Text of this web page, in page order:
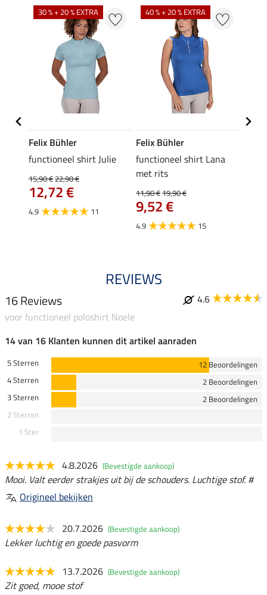
30 % + 20 % EXTRA
Felix Bühler
functioneel shirt Julie
15,90 €22,90 €
12,72 €
4.9 11
40 % + 20 % EXTRA
Felix Bühler
functioneel shirt Lana
met rits
11,90 €19,90 €
9,52 €
4.9 15
REVIEWS
16 Reviews
4.6
voor functioneel poloshirt Noele
14 van 16 Klanten kunnen dit artikel aanraden
5 Sterren
12 Beoordelingen
4 Sterren
2 Beoordelingen
3 Sterren
2 Beoordelingen
2 Sterren
1 Ster
4.8.2026 (Bevestigde aankoop)
Mooi. Valt eerder strakjes uit bij de schouders. Luchtige stof. #
Origineel bekijken
20.7.2026 (Bevestigde aankoop)
Lekker luchtig en goede pasvorm
13.7.2026 (Bevestigde aankoop)
Zit goed, mooe stof